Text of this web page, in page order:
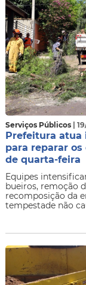
Serviços Públicos |
Prefeitura atua
para reparar
de quarta-feira
Equipes
bueiros, remoção
recomposição da
tempestade não